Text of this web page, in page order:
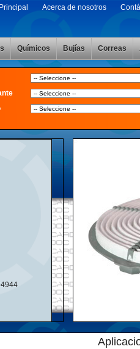
Principal Acerca de nosotros
Químicos Bujías Correas